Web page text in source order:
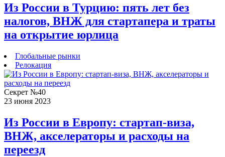
Из России в Турцию: пять лет без
налогов, ВНЖ для стартапера и траты
на открытие юрлица
Глобальные рынки
Релокация
Секрет №40
23 июня 2023
Из России в Европу: стартап-виза,
ВНЖ, акселераторы и расходы на
переезд